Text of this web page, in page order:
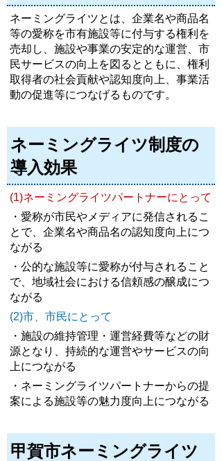
ネーミングライツとは、企業名や商品名
等の愛称を市有施設等に付与する権利を
売却し、施設や事業の安定的な運営、市
民サービスの向上を図るとともに、権利
取得者の社会貢献や認知度向上、事業活
動の促進等につなげるものです。
ネーミングライツ制度の
導入効果
(1)ネーミングライツパートナーにとって
・愛称が市民やメディアに発信されるこ
とで、企業名や商品名の認知度向上につ
ながる
・公的な施設等に愛称が付与されること
で、地域社会における信頼感の醸成につ
ながる
(2)市、市民にとって
・施設の維持管理・運営経費等などの財
源となり、持続的な運営やサービスの向
上につながる
・ネーミングライツパートナーからの提
案による施設等の魅力度向上につながる
甲賀市ネーミングライツ